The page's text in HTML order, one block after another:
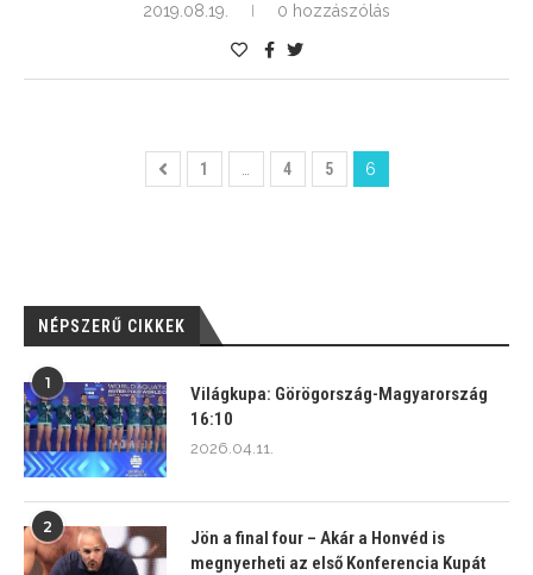
2019.08.19. 0 hozzászólás
1 4 5 6
NÉPSZERŰ CIKKEK
1
Világkupa: Görögország-Magyarország
16:10
2026.04.11.
2
Jön a final four – Akár a Honvéd is
megnyerheti az első Konferencia Kupát